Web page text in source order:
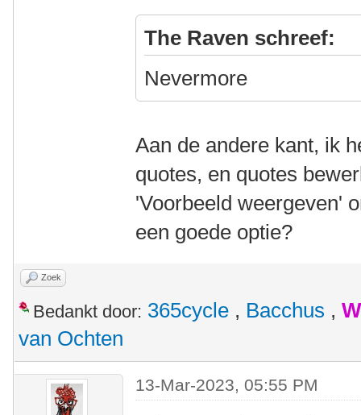
The Raven schreef:
Nevermore
Aan de andere kant, ik
quotes, en quotes
'Voorbeeld weergeven'
een goede optie?
Zoek
Bedankt door: 365cycle , Bacchus ,
van Ochten
13-Mar-2023, 05:55 PM